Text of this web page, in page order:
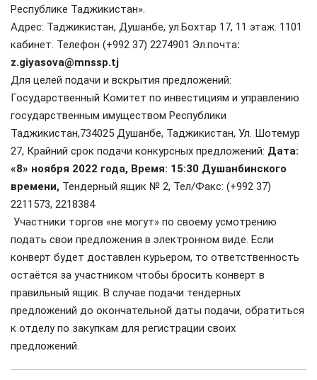
Республике Таджикистан».
Адрес: Таджикистан, Душанбе, ул.Бохтар 17, 11 этаж. 1101
кабинет. Телефон (+992 37) 2274901 Эл.почта:
z.giyasova@mnssp.tj
Для целей подачи и вскрытия предложений:
Государственный Комитет по инвестициям и управлению
государственным имуществом Республики
Таджикистан,734025 Душанбе, Таджикистан, Ул. Шотемур
27, Крайний срок подачи конкурсных предложений: Дата:
«8» ноября 2022 года, Время: 15:30 Душанбинского
времени, Тендерный ящик № 2, Тел/Факс: (+992 37)
2211573, 2218384
Участники торгов «не могут» по своему усмотрению
подать свои предложения в электронном виде. Если
конверт будет доставлен курьером, то ответственность
остаётся за участником чтобы бросить конверт в
правильный ящик. В случае подачи тендерных
предложений до окончательной даты подачи, обратиться
к отделу по закупкам для регистрации своих
предложений.